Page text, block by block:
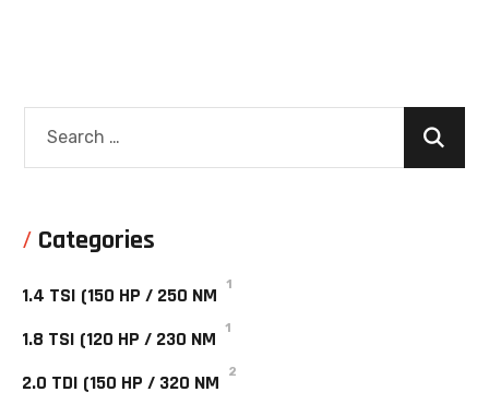
Categories
1.4 TSI (150 HP / 250 NM 1
1.8 TSI (120 HP / 230 NM 1
2.0 TDI (150 HP / 320 NM 2